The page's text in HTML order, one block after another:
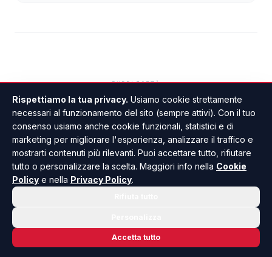
Restituiti durante la notte
i tre sup che erano stati
rubati a Sciaccamare
VIDEO
Rispettiamo la tua privacy. Usiamo cookie strettamente
necessari al funzionamento del sito (sempre attivi). Con il tuo
consenso usiamo anche cookie funzionali, statistici e di
marketing per migliorare l'esperienza, analizzare il traffico e
mostrarti contenuti più rilevanti. Puoi accettare tutto, rifiutare
tutto o personalizzare la scelta. Maggiori info nella Cookie
Policy e nella Privacy Policy.
Accetta tutto